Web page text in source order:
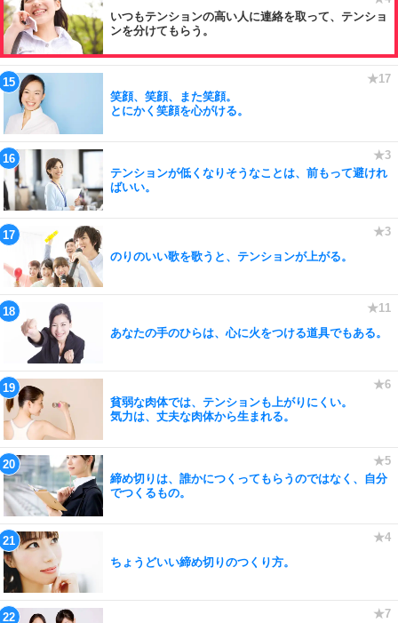
いつもテンションの高い人に連絡を取って、テンショ
ンを分けてもらう。
笑顔、笑顔、また笑顔。
とにかく笑顔を心がける。
テンションが低くなりそうなことは、前もって避けれ
ばいい。
のりのいい歌を歌うと、テンションが上がる。
あなたの手のひらは、心に火をつける道具でもある。
貧弱な肉体では、テンションも上がりにくい。
気力は、丈夫な肉体から生まれる。
締め切りは、誰かにつくってもらうのではなく、自分
でつくるもの。
ちょうどいい締め切りのつくり方。